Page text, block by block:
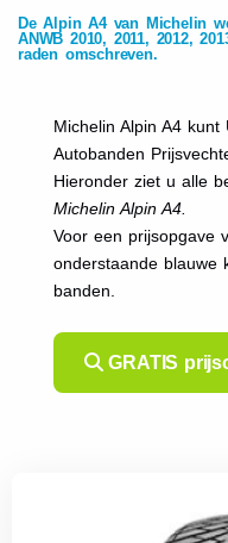
De Alpin A4 van Michelin
ANWB 2010, 2011, 2012,
raden omschreven.
Michelin Alpin A4
Autobanden
Hieronder ziet u alle
Michelin Alpin A4.
Voor een prijsopgave
onderstaande blauwe
banden.
GRATIS